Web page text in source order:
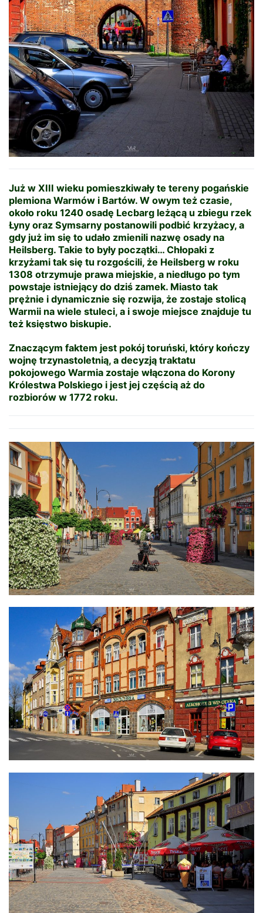
Już w XIII wieku pomieszkiwały te tereny pogańskie
plemiona Warmów i Bartów. W owym też czasie,
około roku 1240 osadę Lecbarg leżącą u zbiegu rzek
Łyny oraz Symsarny postanowili podbić krzyżacy, a
gdy już im się to udało zmienili nazwę osady na
Heilsberg. Takie to były początki… Chłopaki z
krzyżami tak się tu rozgościli, że Heilsberg w roku
1308 otrzymuje prawa miejskie, a niedługo po tym
powstaje istniejący do dziś zamek. Miasto tak
prężnie i dynamicznie się rozwija, że zostaje stolicą
Warmii na wiele stuleci, a i swoje miejsce znajduje tu
też księstwo biskupie.
Znaczącym faktem jest pokój toruński, który kończy
wojnę trzynastoletnią, a decyzją traktatu
pokojowego Warmia zostaje włączona do Korony
Królestwa Polskiego i jest jej częścią aż do
rozbiorów w 1772 roku.